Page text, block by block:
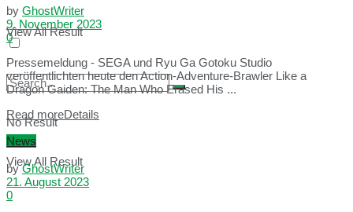
View All Result
No Result
View All Result
by GhostWriter
9. November 2023
0
Pressemeldung - SEGA und Ryu Ga Gotoku Studio
veröffentlichten heute den Action-Adventure-Brawler Like a
Dragon Gaiden: The Man Who Erased His ...
Read moreDetails
News
by GhostWriter
21. August 2023
0